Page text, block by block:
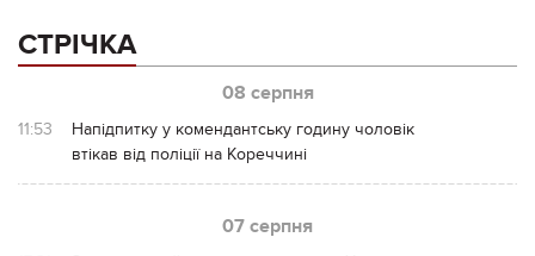
СТРІЧКА
08 серпня
11:53
Напідпитку у комендантську годину чоловік
втікав від поліції на Кореччині
07 серпня